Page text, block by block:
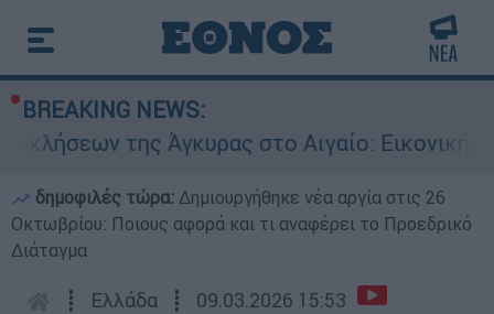
BREAKING NEWS:
της Άγκυρας στο Αιγαίο: Εικονική
δημοφιλές τώρα: Δημιουργήθηκε νέα αργία στις 26
Οκτωβρίου: Ποιους αφορά και τι αναφέρει το Προεδρικό
Διάταγμα
┋ Ελλάδα ┋ 09.03.2026 15:53